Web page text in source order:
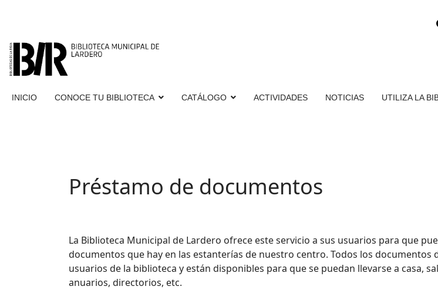
INICIO CONOCE TU BIBLIOTECA CATÁLOGO ACTIVIDADES NOTICIAS UTILIZA LA
Préstamo de documentos
La Biblioteca Municipal de Lardero ofrece este servicio a sus usuarios para que
documentos que hay en las estanterías de nuestro centro. Todos los documentos
usuarios de la biblioteca y están disponibles para que se puedan llevarse a casa,
anuarios, directorios, etc.